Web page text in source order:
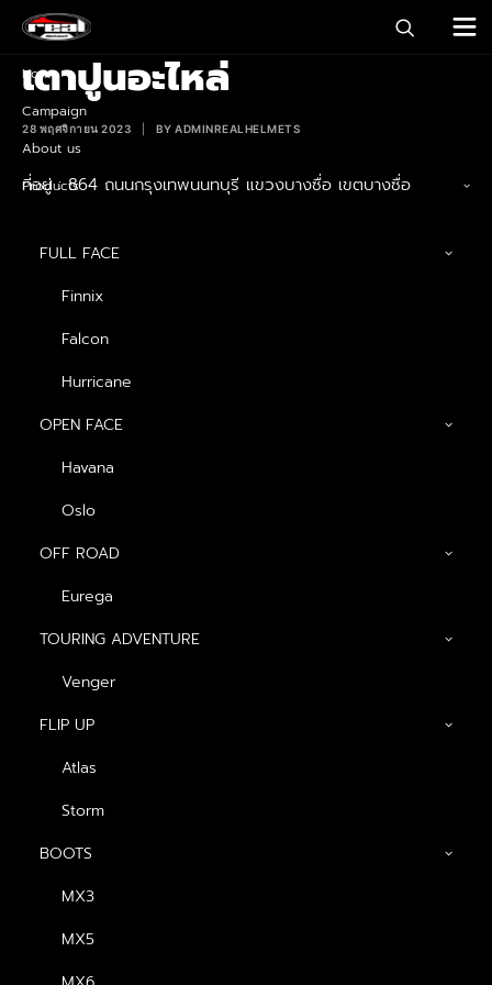
Home
Campaign
About us
Products
FULL FACE
Finnix
Falcon
Hurricane
OPEN FACE
Havana
Oslo
OFF ROAD
Eurega
TOURING ADVENTURE
Venger
FLIP UP
Atlas
Storm
BOOTS
MX3
MX5
เตาปูนอะไหล่
28 พฤศจิกายน 2023 BY ADMINREALHELMETS
ที่อยู่ : 864 ถนนกรุงเทพนนทบุรี แขวงบางซื่อ เขตบางซื่อ
เบอร์ติดต่อ : 084-123-3094
About us
PRODUCTS